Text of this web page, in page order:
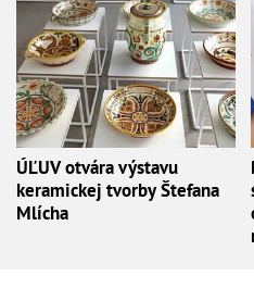
ÚĽUV otvára výstavu
keramickej tvorby Štefana
Mlícha